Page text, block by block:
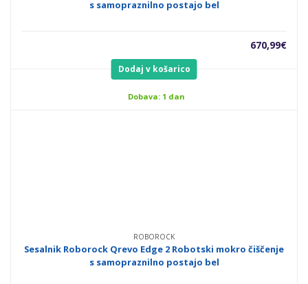
s samopraznilno postajo bel
670,99€
Dodaj v košarico
Dobava: 1 dan
ROBOROCK
Sesalnik Roborock Qrevo Edge 2 Robotski mokro čiščenje
s samopraznilno postajo bel